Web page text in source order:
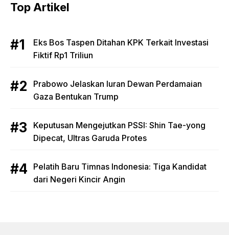
Top Artikel
Eks Bos Taspen Ditahan KPK Terkait Investasi
Fiktif Rp1 Triliun
Prabowo Jelaskan Iuran Dewan Perdamaian
Gaza Bentukan Trump
Keputusan Mengejutkan PSSI: Shin Tae-yong
Dipecat, Ultras Garuda Protes
Pelatih Baru Timnas Indonesia: Tiga Kandidat
dari Negeri Kincir Angin